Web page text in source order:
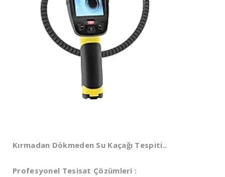
Kırmadan Dökmeden Su Kaçağı Tespiti..
Profesyonel Tesisat Çözümleri :